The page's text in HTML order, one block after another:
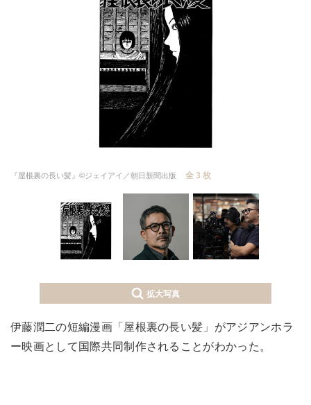
『屋根裏の長い髪』©ジェイアイ／朝日新聞出版 全 3 枚
拡大写真
伊藤潤二の短編漫画「屋根裏の長い髪」がアジアンホラ
ー映画として国際共同制作されることがわかった。